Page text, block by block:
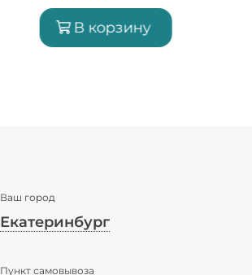
В корзину
Ваш город
Екатеринбург
Пункт самовывоза